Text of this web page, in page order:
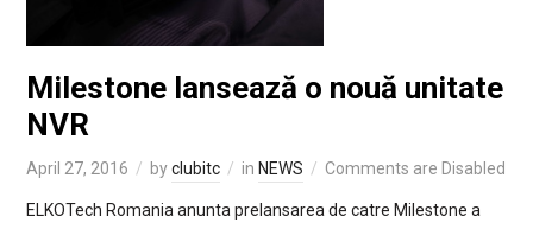
Milestone lansează o nouă unitate
NVR
April 27, 2016 byclubitc in NEWS Comments are Disabled
ELKOTech Romania anunta prelansarea de catre Milestone a